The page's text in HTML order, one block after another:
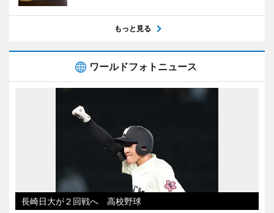
もっと見る
ワールドフォトニュース
長崎日大が２回戦へ 高校野球